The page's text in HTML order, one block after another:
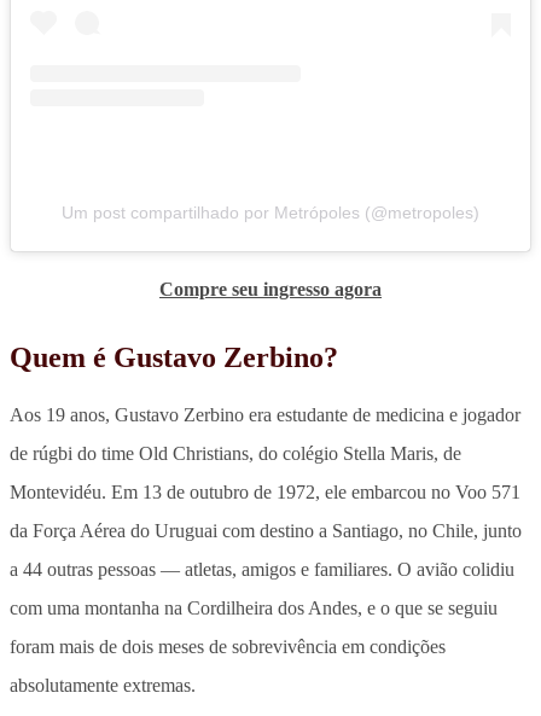
Um post compartilhado por Metrópoles (@metropoles)
Compre seu ingresso agora
Quem é Gustavo Zerbino?
Aos 19 anos, Gustavo Zerbino era estudante de medicina e jogador
de rúgbi do time Old Christians, do colégio Stella Maris, de
Montevidéu. Em 13 de outubro de 1972, ele embarcou no Voo 571
da Força Aérea do Uruguai com destino a Santiago, no Chile, junto
a 44 outras pessoas — atletas, amigos e familiares. O avião colidiu
com uma montanha na Cordilheira dos Andes, e o que se seguiu
foram mais de dois meses de sobrevivência em condições
absolutamente extremas.